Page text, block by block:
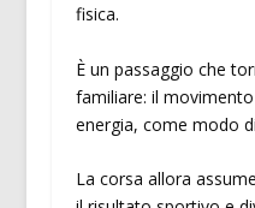
fisica.
È un passaggio che
familiare: il
energia, come modo
La corsa allora